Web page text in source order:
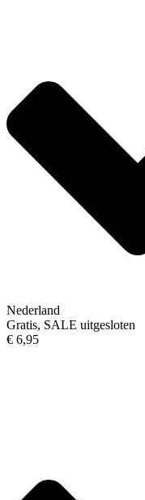
Nederland
Gratis, SALE uitgesloten
€ 6,95